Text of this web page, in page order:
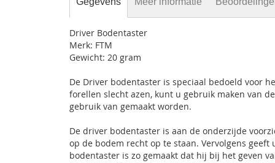
Driver Bodentaster
Merk: FTM
Gewicht: 20 gram
De Driver bodentaster is speciaal bedoeld voor
forellen slecht azen, kunt u gebruik maken van
gebruik van gemaakt worden.
De driver bodentaster is aan de onderzijde
op de bodem recht op te staan. Vervolgens
bodentaster is zo gemaakt dat hij bij het geven